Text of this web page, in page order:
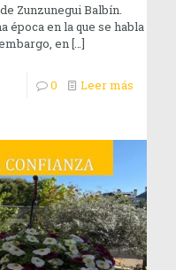
Zunzunegui Balbín.
época en la que se habla
en[…]
0 Leer más